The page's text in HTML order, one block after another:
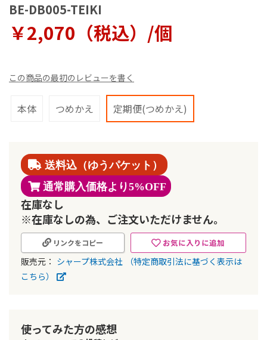
BE-DB005-TEIKI
￥2,070（税込）/個
この商品の最初のレビューを書く
本体 つめかえ 定期便(つめかえ)
送料込（ゆうパケット）
通常購入価格より5%OFF
在庫なし
※在庫なしの為、ご注文いただけません。
お気に入りに追加
リンクをコピー
販売元： シャープ株式会社
（特定商取引法に基づく表示は
こちら）
ャ
リ
ー
初
移
動
使ってみた方の感想